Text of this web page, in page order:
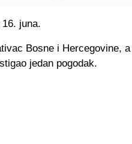
juna.
Bosne i Hercegovine,
jedan pogodak.